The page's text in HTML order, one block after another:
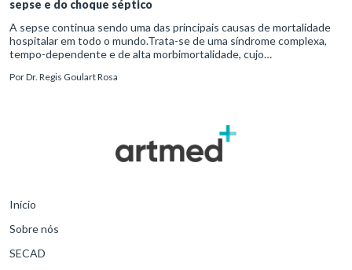
sepse e do choque séptico
A sepse continua sendo uma das principais causas de mortalidade
hospitalar em todo o mundo.Trata-se de uma síndrome complexa,
tempo-dependente e de alta morbimortalidade, cujo
para o desfe
PorDr. Regis Goulart Rosa
Início
Sobre nós
SECAD